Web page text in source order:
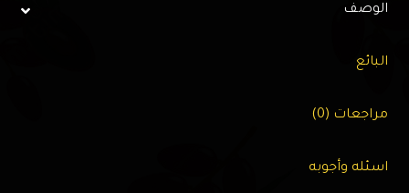
الوصف
البائع
مراجعات (0)
اسئله وأجوبه